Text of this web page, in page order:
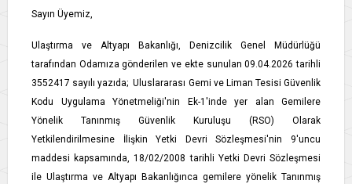
Sayın Üyemiz,
Ulaştırma ve Altyapı Bakanlığı, Denizcilik Genel Müdürlüğü
tarafından Odamıza gönderilen ve ekte sunulan 09.04.2026 tarihli
3552417 sayılı yazıda; Uluslararası Gemi ve Liman Tesisi Güvenlik
Kodu Uygulama Yönetmeliği'nin Ek-1'inde yer alan Gemilere
Yönelik Tanınmış Güvenlik Kuruluşu (RSO) Olarak
Yetkilendirilmesine İlişkin Yetki Devri Sözleşmesi'nin 9'uncu
maddesi kapsamında, 18/02/2008 tarihli Yetki Devri Sözleşmesi
ile Ulaştırma ve Altyapı Bakanlığınca gemilere yönelik Tanınmış